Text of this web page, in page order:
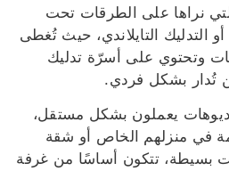
نراها على الطرقات تحت
التدليك التايلاندي، حيث تُغطى
وتحتوي على أسرّة تدليك
تُدار بشكل فردي.
يعملون بشكل مستقل،
في منزلهم الخاص أو شقة
بسيطة، تتكون أساسًا من غرفة